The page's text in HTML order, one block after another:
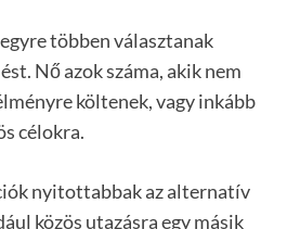
többen választanak
Nő azok száma, akik nem
költenek, vagy inkább
célokra.
nyitottabbak az alternatív
közös utazásra egy másik